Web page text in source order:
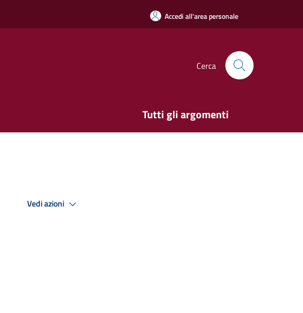
Accedi all'area personale
Cerca
Tutti gli argomenti
Vedi azioni